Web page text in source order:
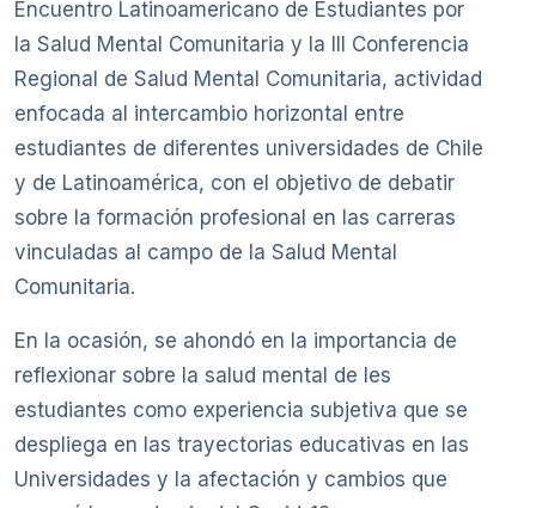
Encuentro Latinoamericano de Estudiantes por
la Salud Mental Comunitaria y la III Conferencia
Regional de Salud Mental Comunitaria, actividad
enfocada al intercambio horizontal entre
estudiantes de diferentes universidades de Chile
y de Latinoamérica, con el objetivo de debatir
sobre la formación profesional en las carreras
vinculadas al campo de la Salud Mental
Comunitaria.
En la ocasión, se ahondó en la importancia de
reflexionar sobre la salud mental de les
estudiantes como experiencia subjetiva que se
despliega en las trayectorias educativas en las
Universidades y la afectación y cambios que